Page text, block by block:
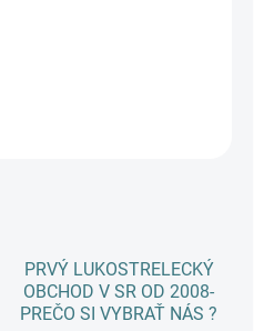
PRVÝ LUKOSTRELECKÝ
OBCHOD V SR OD 2008-
PREČO SI VYBRAŤ NÁS ?